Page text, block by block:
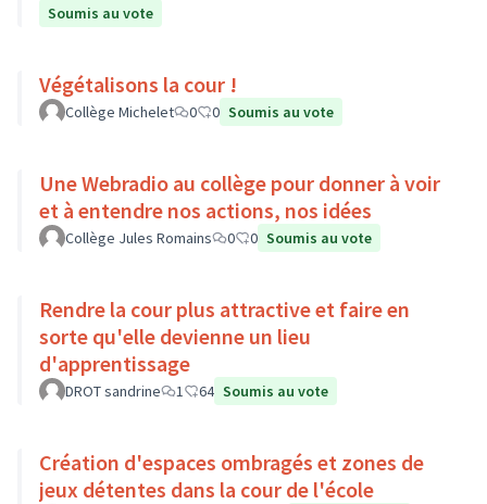
Soumis au vote
Végétalisons la cour !
Collège Michelet 0 0 Soumis au vote
Une Webradio au collège pour donner à voir
et à entendre nos actions, nos idées
Collège Jules Romains 0 0 Soumis au vote
Rendre la cour plus attractive et faire en
sorte qu'elle devienne un lieu
d'apprentissage
DROT sandrine 1 64 Soumis au vote
Création d'espaces ombragés et zones de
jeux détentes dans la cour de l'école